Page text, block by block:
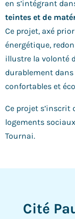
en s’intégrant
teintes et de
Ce projet, axé
énergétique,
illustre la volonté
durablement
confortables et
Ce projet s’inscrit
logements
Tournai.
Cité